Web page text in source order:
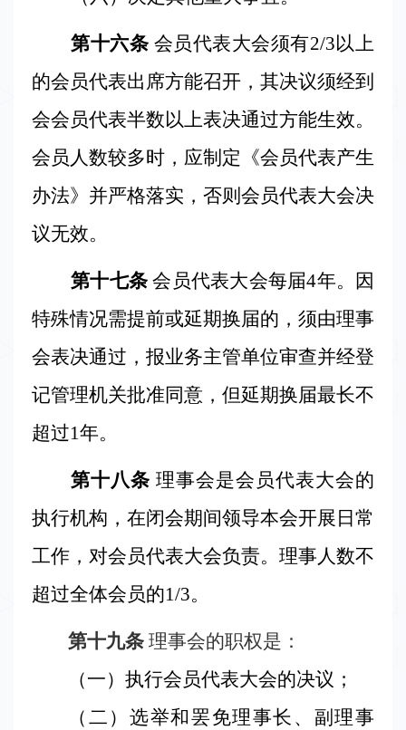
第十六条 会员代表大会须有2/3以上
的会员代表出席方能召开，其决议须经到
会会员代表半数以上表决通过方能生效。
会员人数较多时，应制定《会员代表产生
办法》并严格落实，否则会员代表大会决
议无效。
第十七条 会员代表大会每届4年。因
特殊情况需提前或延期换届的，须由理事
会表决通过，报业务主管单位审查并经登
记管理机关批准同意，但延期换届最长不
超过1年。
第十八条 理事会是会员代表大会的
执行机构，在闭会期间领导本会开展日常
工作，对会员代表大会负责。理事人数不
超过全体会员的1/3。
第十九条 理事会的职权是：
（一）执行会员代表大会的决议；
（ 二）选举和罢免理事长、副理事